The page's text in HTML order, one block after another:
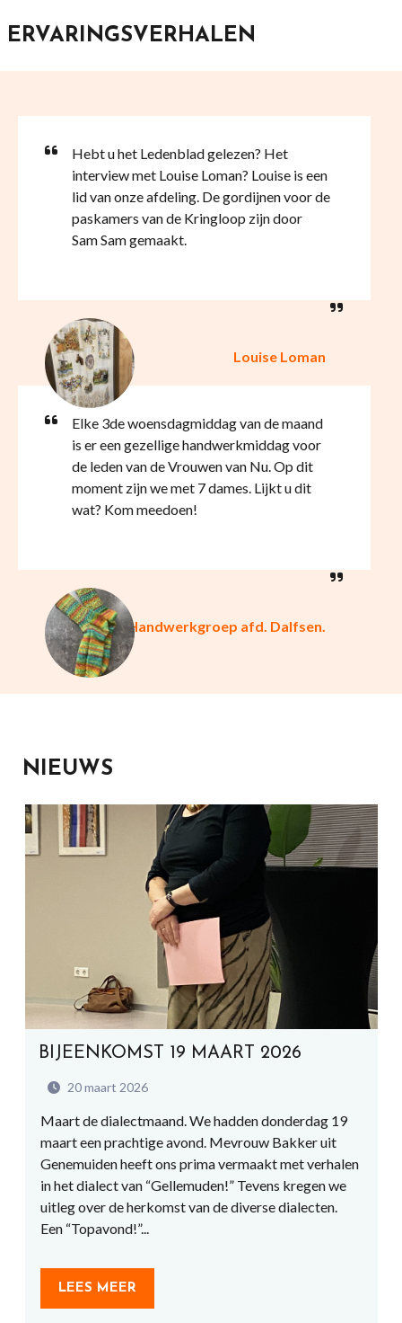
ERVARINGSVERHALEN
Hebt u het Ledenblad gelezen? Het
interview met Louise Loman? Louise is een
lid van onze afdeling. De gordijnen voor de
paskamers van de Kringloop zijn door
Sam Sam gemaakt.
Louise Loman
Elke 3de woensdagmiddag van de maand
is er een gezellige handwerkmiddag voor
de leden van de Vrouwen van Nu. Op dit
moment zijn we met 7 dames. Lijkt u dit
wat? Kom meedoen!
Handwerkgroep afd. Dalfsen.
NIEUWS
BIJEENKOMST 19 MAART 2026
20 maart 2026
Maart de dialectmaand. We hadden donderdag 19
maart een prachtige avond. Mevrouw Bakker uit
Genemuiden heeft ons prima vermaakt met verhalen
in het dialect van “Gellemuden!” Tevens kregen we
uitleg over de herkomst van de diverse dialecten.
Een “Topavond!”...
LEES MEER